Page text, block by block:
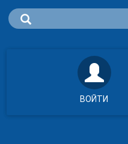
ВОЙТИ